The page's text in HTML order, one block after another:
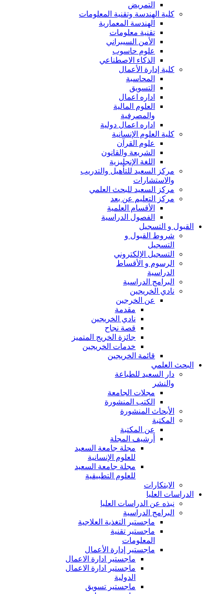
التمريض
كلية الهندسة وتقنية المعلومات
الهندسة المعمارية
تقنية معلومات
الأمن السيبراني
علوم حاسوب
الذكاء الاصطناعي
كلية إدارة الأعمال
المحاسبة
التسويق
اداره اعمال
العلوم المالية
والمصرفية
اداره اعمال دولية
كلية العلوم الإنسانية
علوم القرآن
الشريعة والقانون
اللغة الإنجليزية
مركز السعيد للتأهيل والتدريب
والاستشارات
مركز السعيد للبحث العلمي
مركز التعليم عن بعد
الأقسام العلمية
الفصول الدراسية
القبول و التسجيل
شروط القبول و
التسجيل
التسجيل الإلكتروني
الرسوم و الأقساط
الدراسية
البرامج الدراسية
نادي الخريجين
عن الخرجين
مقدمة
نادي الخريجين
قصة نجاح
جائزة الخريج المتميز
خدمات الخريجين
قائمة الخريجين
البحث العلمي
دار السعيد للطباعة
والنشر
مجلات الجامعة
الكتب المنشورة
الأبحاث المنشورة
المكتبة
عن المكتبة
أرشيف المجلة
مجلة جامعة السعيد
للعلوم الإنسانية
مجلة جامعة السعيد
للعلوم التطبيقية
الابتكارات
الدراسات العليا
نبذه عن الدراسات العليا
البرامج الدراسية
ماجستير التغذية العلاجية
ماجستير تقنية
المعلومات
ماجستير إدارة الأعمال
ماجستير ادارة الاعمال
ماجستير ادارة الاعمال
الدولية
ماجستير تسويق